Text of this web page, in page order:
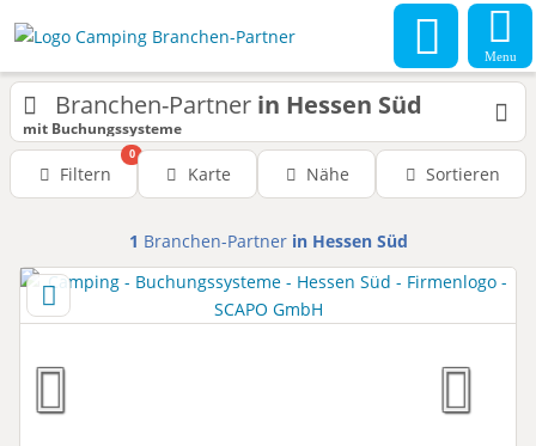
Menu
Branchen-Partner in Hessen Süd
mit Buchungssysteme
Filtern
0
Karte Nähe Sortieren
1 Branchen-Partner in Hessen Süd